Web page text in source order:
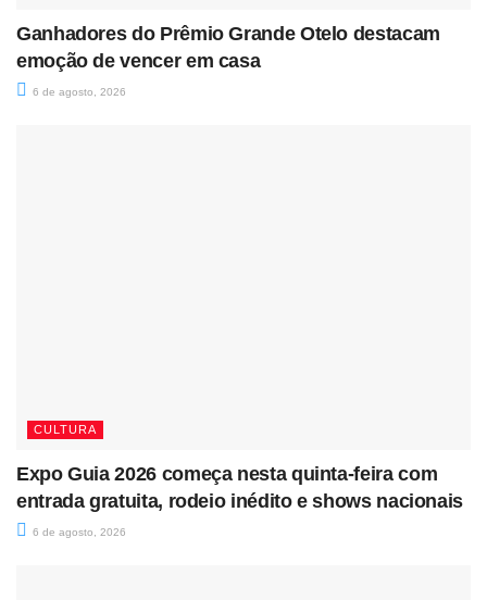
Ganhadores do Prêmio Grande Otelo destacam
emoção de vencer em casa
6 de agosto, 2026
CULTURA
Expo Guia 2026 começa nesta quinta-feira com
entrada gratuita, rodeio inédito e shows nacionais
6 de agosto, 2026